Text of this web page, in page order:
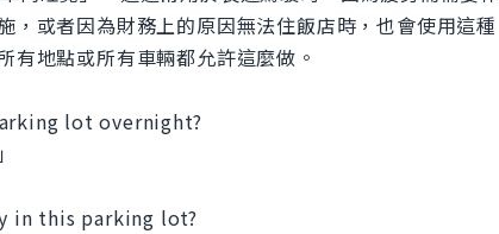
，或者因為財務上的原因無法住飯店時，也會使用這種
有地點或所有車輛都允許這麼做。
lot overnight?
in this parking lot?